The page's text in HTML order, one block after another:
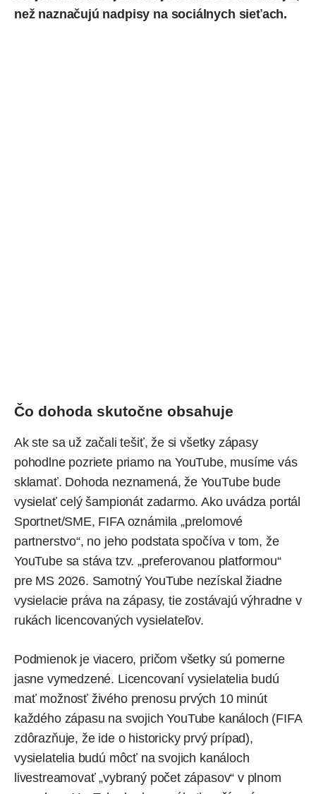
než naznačujú nadpisy na sociálnych sieťach.
Čo dohoda skutočne obsahuje
Ak ste sa už začali tešiť, že si všetky zápasy
pohodlne pozriete priamo na YouTube, musíme vás
sklamať. Dohoda neznamená, že YouTube bude
vysielať celý šampionát zadarmo. Ako uvádza portál
Sportnet/SME, FIFA oznámila „prelomové
partnerstvo“, no jeho podstata spočíva v tom, že
YouTube sa stáva tzv. „preferovanou platformou“
pre MS 2026. Samotný YouTube nezískal žiadne
vysielacie práva na zápasy, tie zostávajú výhradne v
rukách licencovaných vysielateľov.
Podmienok je viacero, pričom všetky sú pomerne
jasne vymedzené. Licencovaní vysielatelia budú
mať možnosť živého prenosu prvých 10 minút
každého zápasu na svojich YouTube kanáloch (FIFA
zdôrazňuje, že ide o historicky prvý prípad),
vysielatelia budú môcť na svojich kanáloch
livestreamovať „vybraný počet zápasov“ v plnom